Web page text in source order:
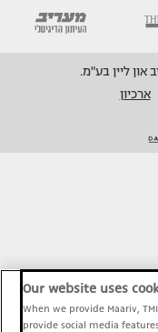
ארכיון
Our website uses
When we provide Maariv,
provide social media